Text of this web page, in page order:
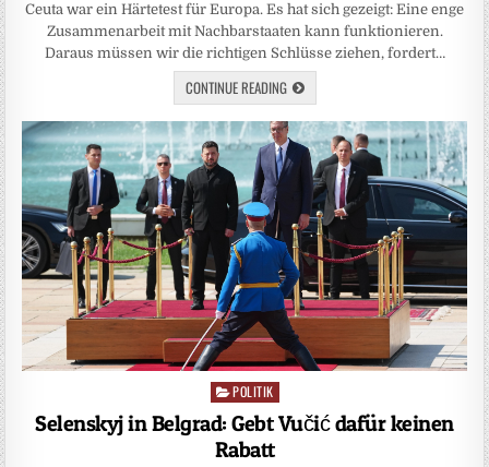
Ceuta war ein Härtetest für Europa. Es hat sich gezeigt: Eine enge
Zusammenarbeit mit Nachbarstaaten kann funktionieren.
Daraus müssen wir die richtigen Schlüsse ziehen, fordert…
CONTINUE READING
Posted
in
POLITIK
Selenskyj in Belgrad: Gebt Vučić dafür keinen
Rabatt